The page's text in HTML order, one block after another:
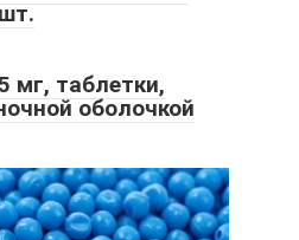
мг, таблетки,
оболочкой